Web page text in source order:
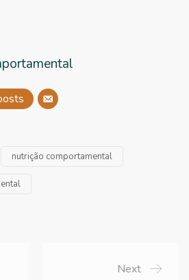
nutrição comportamental
Next